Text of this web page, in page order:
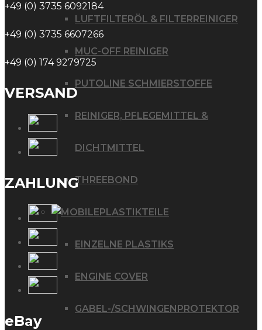
LUFTFILTERÖL & FILTERREINIGER
MUC-OFF REINIGER
PUTOLINE SCHMIERSTOFFE
REINIGER, PFLEGEMITTEL &
DICHTMITTEL
THREEBOND
PLASTIKTEILE
EINZELNE PLASTIKS
ENGINE COVER
GABEL-/SCHWINGENPROTEKTOR
+49 (0) 3735 6092184
+49 (0) 3735 6607266
+49 (0) 174 9279725
VERSAND
ZAHLUNG
eBay